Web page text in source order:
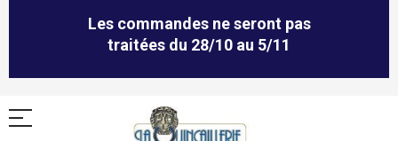
Les commandes ne seront pas
traitées du 28/10 au 5/11